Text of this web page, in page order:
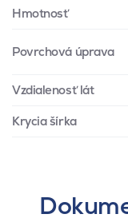
Hmotnosť
Povrchová úprava
Vzdialenosť lát
Krycia šírka